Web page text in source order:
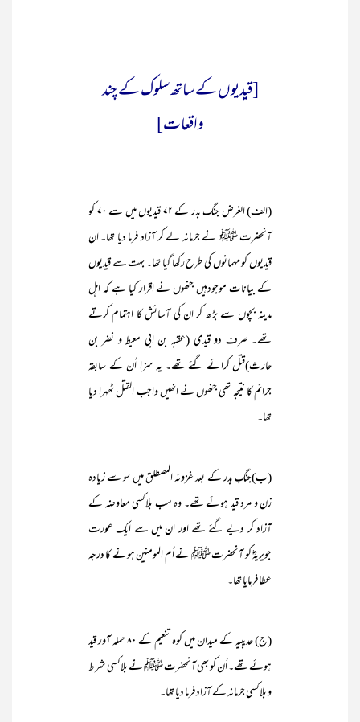
[قیدیوں کے ساتھ سلوک کے چند
واقعات]
(الف) الغرض جنگ بدر کے ۷۲ قیدیوں میں سے ۷۰ کو
آنحضرت ﷺ نے جرمانہ لے کر آزاد فرما دیا تھا۔ ان
قیدیوں کو مہمانوں کی طرح رکھا گیا تھا۔ بہت سے قیدیوں
کے بیانات موجودہیں جنھوں نے اقرار کیا ہے کہ اہل
مدینہ بچوں سے بڑھ کر ان کی آسائش کا اہتمام کرتے
تھے۔ صرف دو قیدی (عقبہ بن ابی معیط و نضر بن
حارث)قتل کرائے گئے تھے۔ یہ سزا اُن کے سابقہ
جرائم کا نتیجہ تھی جنھوں نے انھیں واجب القتل ٹھہرا دیا
تھا۔
(ب)جنگِ بدر کے بعد غزوئہ المصطلق میں سو سے زیادہ
زن و مرد قید ہوئے تھے۔ وہ سب بلاکسی معاوضہ کے
آزاد کر دیے گئے تھے اور ان میں سے ایک عورت
جویریہؓ کو آنحضرت ﷺ نے اُم المومنین ہونے کا درجہ
عطا فرمایا تھا۔
(ج) حدیبیہ کے میدان میں کوہ تنعیم کے ۸۰ حملہ آور قید
ہوئے تھے۔ اُن کو بھی آنحضرت ﷺ نے بلاکسی شرط
و بلاکسی جرمانہ کے آزاد فرما دیا تھا۔